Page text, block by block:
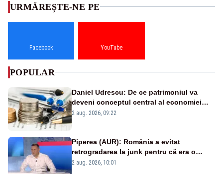
URMĂREȘTE-NE PE
Facebook YouTube
POPULAR
Daniel Udrescu: De ce patrimoniul va
deveni conceptul central al economiei
viitoare?
2 aug. 2026, 09:22
Piperea (AUR): România a evitat
retrogradarea la junk pentru că era o
catastrofă pentru bănci și fondurile de
2 aug. 2026, 10:01